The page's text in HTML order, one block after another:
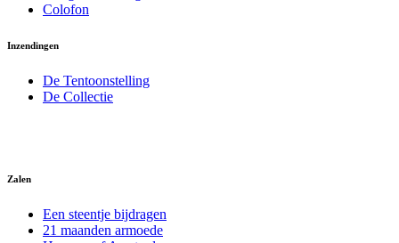
Colofon
Inzendingen
De Tentoonstelling
De Collectie
Zalen
Een steentje bijdragen
21 maanden armoede